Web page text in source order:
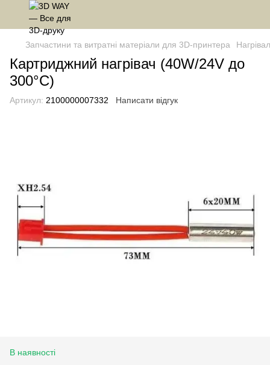
Запчастини та витратні матеріали для 3D-принтера
Картриджний нагрівач (40W/24V до
300°C)
Артикул: 2100000007332 Написати відгук
В наявності